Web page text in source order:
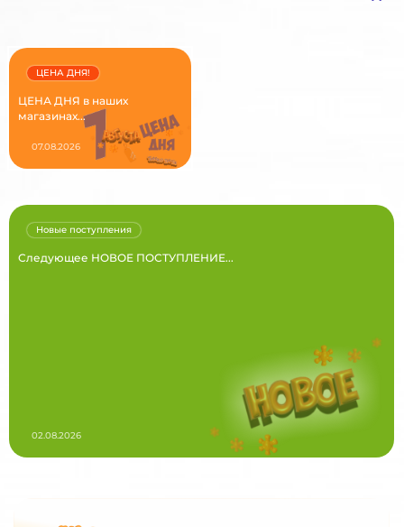
ЦЕНА ДНЯ в наших
магазинах...
ЦЕНА ДНЯ!
07.08.2026
Следующее НОВОЕ ПОСТУПЛЕНИЕ...
Новые поступления
02.08.2026